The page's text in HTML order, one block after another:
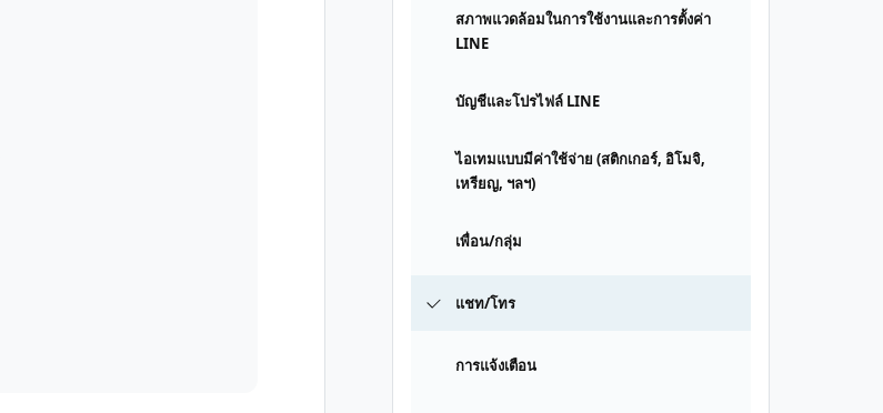
สภาพแวดล้อมในการใช้งานและการตั้งค่า
LINE
บัญชีและโปรไฟล์ LINE
ไอเทมแบบมีค่าใช้จ่าย (สติกเกอร์, อิโมจิ,
เหรียญ, ฯลฯ)
เพื่อน/กลุ่ม
แชท/โทร
การแจ้งเตือน